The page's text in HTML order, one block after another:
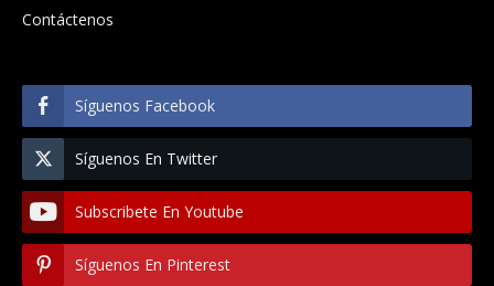
Contáctenos
Síguenos Facebook
Síguenos En Twitter
Subscribete En Youtube
Síguenos En Pinterest